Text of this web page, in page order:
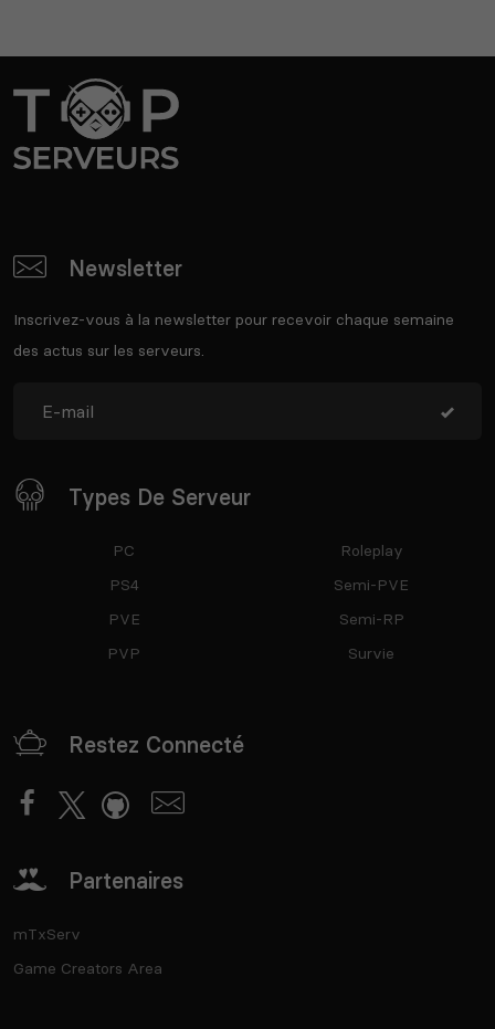
Newsletter
Inscrivez-vous à la newsletter pour recevoir chaque semaine
des actus sur les serveurs.
Types De Serveur
PC
PS4
PVE
PVP
Roleplay
Semi-PVE
Semi-RP
Survie
Restez Connecté
Partenaires
mTxServ
Game Creators Area